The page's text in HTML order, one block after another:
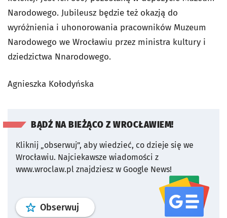
Narodowego. Jubileusz będzie też okazją do
wyróżnienia i uhonorowania pracowników Muzeum
Narodowego we Wrocławiu przez ministra kultury i
dziedzictwa Nnarodowego.
Agnieszka Kołodyńska
BĄDŹ NA BIEŻĄCO Z WROCŁAWIEM!
Kliknij „obserwuj”, aby wiedzieć, co dzieje się we
Wrocławiu. Najciekawsze wiadomości z
www.wroclaw.pl znajdziesz w Google News!
Obserwuj profil serwisu